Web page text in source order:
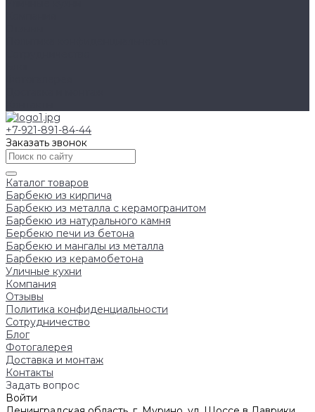
+7-921-891-84-44
Заказать звонок
Каталог товаров
Барбекю из кирпича
Барбекю из металла с керамогранитом
Барбекю из натурального камня
Бербекю печи из бетона
Барбекю и мангалы из металла
Барбекю из керамобетона
Уличные кухни
Компания
Отзывы
Политика конфиденциальности
Сотрудничество
Блог
Фотогалерея
Доставка и монтаж
Контакты
Задать вопрос
Войти